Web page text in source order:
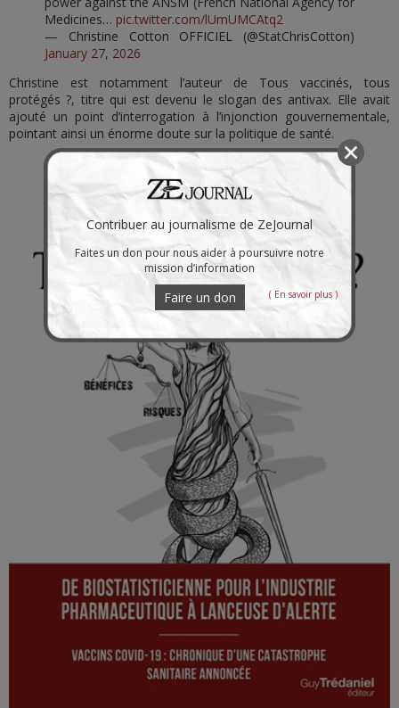
Medicines… pic.twitter.com/lUmUMCAtq2
— Christine Cotton OFFICIEL (@StatChrisCotton)
January 27, 2026
Christine est notamment l’auteur de Tous vaccinés, tous
protégés ?, titre qui est devenu le slogan des antivax. Elle avait
ajouté un point d’interrogation à l’injonction gouvernementale,
pointant ainsi un énorme doute sur la politique de santé.
Contribuer au journalisme de ZeJournal
Faites un don pour nous aider à poursuivre notre
mission d’information
Faire un don ( En savoir plus )